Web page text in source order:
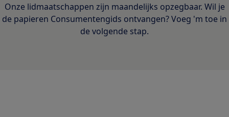
Onze lidmaatschappen zijn maandelijks opzegbaar. Wil je
de papieren Consumentengids ontvangen? Voeg 'm toe in
de volgende stap.